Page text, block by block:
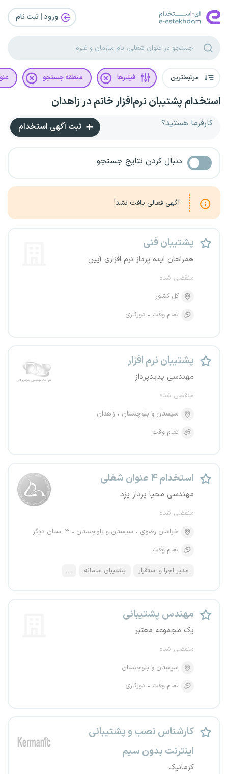
ورود | ثبت‌ نام
مرتبط‌ترین فیلترها منطقه جستجو
استخدام پشتیبان نرم‌افزار خانم در زاهدان
کارفرما هستید؟ ثبت آگهی استخدام
دنبال کردن نتایج جستجو
آگهی فعالی یافت نشد!
پشتیبان فنی
همراهان ایده پرداز نرم افزاری آیین
منقضی شده
کل کشور
تمام وقت
دورکاری
پشتیبان نرم افزار
مهندسی پدیدپرداز
منقضی شده
سیستان و بلوچستان
زاهدان
تمام وقت
استخدام ۴ عنوان شغلی
مهندسی محیا پرداز یزد
منقضی شده
خراسان رضوی
سیستان و بلوچستان
۳ استان دیگر
تمام وقت
مدیر اجرا و استقرار پشتیبان سامانه ...
مهندس پشتیبانی
یک مجموعه معتبر
منقضی شده
سیستان و بلوچستان
تمام وقت
دورکاری
کارشناس نصب و پشتیبانی
اینترنت بدون سیم
کرمانیک